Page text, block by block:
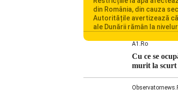
din România, din cauza
Autoritățile avertizează
ale Dunării rămân la
Centralei Nucleare de la
se confruntă cu una
perioade din punct de
ultimii ani. Lipsa […]
A1.ro
Cu ce se
murit la scurt